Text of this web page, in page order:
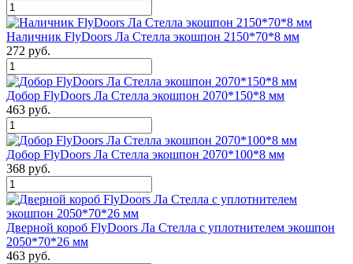
Наличник FlyDoors Ла Стелла экошпон 2150*70*8 мм
272 руб.
Добор FlyDoors Ла Стелла экошпон 2070*150*8 мм
463 руб.
Добор FlyDoors Ла Стелла экошпон 2070*100*8 мм
368 руб.
Дверной короб FlyDoors Ла Стелла с уплотнителем экошпон
2050*70*26 мм
463 руб.